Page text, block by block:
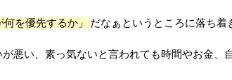
何を優先するか」 だなぁというところに落ち着
が悪い、素っ気ないと言われても時間やお金、